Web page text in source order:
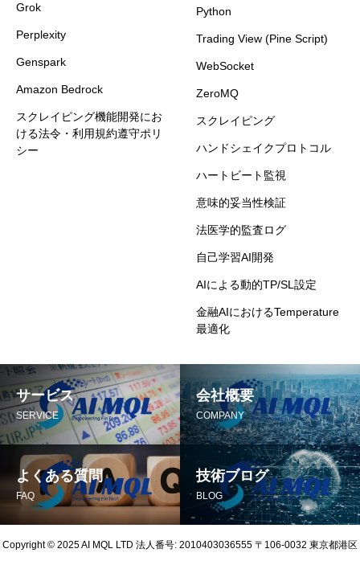
Grok
Perplexity
Genspark
Amazon Bedrock
スクレイピング機能開発にお
ける法令・利用規約遵守ポリ
シー
Python
Trading View (Pine Script)
WebSocket
ZeroMQ
スクレイピング
ハンドシェイクプロトコル
ハートビート監視
意味的妥当性検証
法医学的監査ログ
自己学習AI開発
AIによる動的TP/SL設定
金融AIにおけるTemperature
最適化
サービス
SERVICE
会社概要
COMPANY
よくある質問
FAQ
技術ブログ
BLOG
Copyright © 2025 AI MQL LTD 法人番号: 2010403036555 〒106-0032 東京都港区